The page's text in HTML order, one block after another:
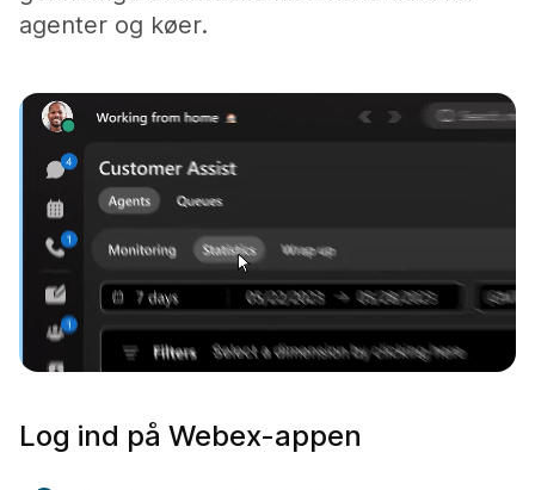
agenter og køer.
Log ind på Webex-appen